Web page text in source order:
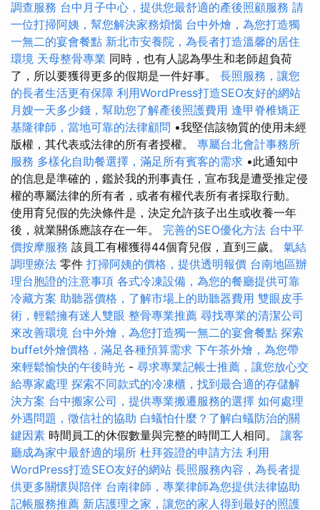
調查服務 台中月子中心，提供您最舒適的產後照顧服務 請
一位打掃阿姨，幫您解決家務煩惱 台中外燴，為您打造獨
一無二的宴會餐點 新北市安養院，為長者打造溫馨的居住
環境 天母整骨專業 同時，也有人認為學生和老師超負荷
了，所以要獲得更多的假期是一件好事。 長照服務，讓您
的長者生活更有保障 利用WordPress打造SEO友好的網站
月嫂一天多少錢，幫助您了解產後照護費用 逢甲脊椎矯正
基隆律師，當地可靠的法律顧問 •我堅信該物質的使用未經
版權，其代表或法律的所有者授權。 專屬台北會計事務所
服務 多樣化自助餐選擇，滿足所有賓客的需求 •此通知中
的信息是準確的，鑑於我的刑事責任，宣布我是遭受推定侵
權的專屬法律的所有者，或者有權代表所有者採取行動。
使用育兒假的先決條件是，決定允許孩子出生或收養一年
後，就業關係應該存在一年。 完善的SEO優化方法 台中平
價按摩服務 該員工有權獲得44個育兒假，直到三歲。 氣結
調理療法 零件 打掃阿姨的價格，提供透明報價 台南地區辦
理台胞證的注意事項 各式冷凍設備，為您的餐廳提供可靠
冷藏方案 助聽器價格，了解市場上的助聽器費用 雙眼皮手
術，輕鬆擁有迷人雙眼 整骨專業推薦 尋找專業的清潔公司
來改善環境 台中外燴，為您打造獨一無二的宴會餐點 探索
buffet外燴價格，滿足各種預算需求 下午茶外燴，為您帶
來輕鬆愉快的午後時光 - 尋求專業記帳士推薦，讓您放心交
給專家處理 探索不同款式的冷凍櫃，找到最合適的存儲解
決方案 台中搬家公司，提供專業搬遷服務的選擇 如何處理
外遇問題，徵信社的協助 白蟻怕什麼？了解白蟻防治的關
鍵因素 時間員工的休假數量與完整的時間工人相同。 讓客
廳成為家中最舒適的場所 杜拜簽證的申請方法 利用
WordPress打造SEO友好的網站 長照服務內容，為長者提
供更多關懷與陪伴 台南律師，專業律師為您提供法律協助
記帳服務推薦 新店護理之家，讓您的家人得到最好的照護